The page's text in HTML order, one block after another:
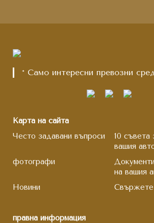
* Само интересни превозни
Карта на сайта
Често задавани въпроси
10 съвета
вашия
фотографи
на вашия
Новини
Свържете
правна информация